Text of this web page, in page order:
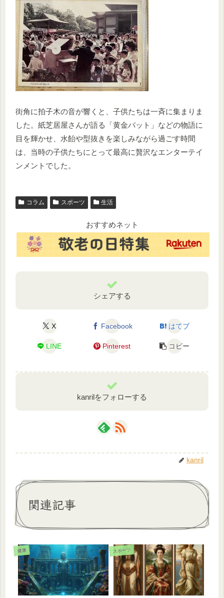
街角に拍子木の音が響くと、子供たちは一斉に集まりま
した。紙芝居屋さんが語る「黄金バット」などの物語に
目を輝かせ、水飴や型抜きを楽しみながら過ごす時間
は、当時の子供たちにとって最高に贅沢なエンターテイ
ンメントでした。
コラム スポーツ 生活
おすすめネット
シェアする
X Facebook はてブ
LINE Pinterest コピー
kanrilをフォローする
kanril
関連記事
健康 スポーツ